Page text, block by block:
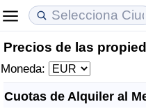
Precios de las
Moneda:
Cuotas de Alquiler al
Coste de vida
Índice de Costo de Vida
Precios de las
Índice de Precios de
Calidad de Vida
Índice de Calidad de Vida